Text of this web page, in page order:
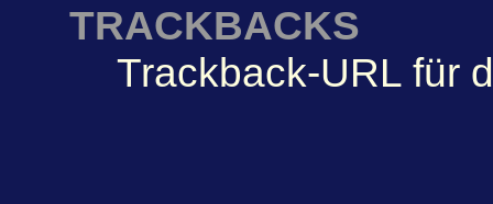
TRACKBACKS
Trackback-URL für